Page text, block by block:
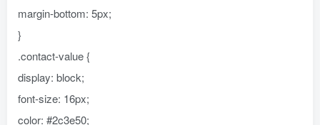
margin-bottom: 5px;
}
.contact-value {
display: block;
font-size: 16px;
color: #2c3e50;